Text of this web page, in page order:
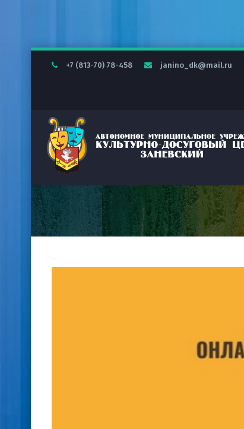
+7 (813-70) 78-458 janino_dk@mail.ru